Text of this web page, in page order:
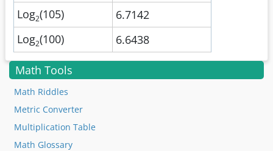
Log2(105)
6.7142
Log2(100) 6.6438
Math Tools
Math Riddles
Metric Converter
Multiplication Table
Math Glossary